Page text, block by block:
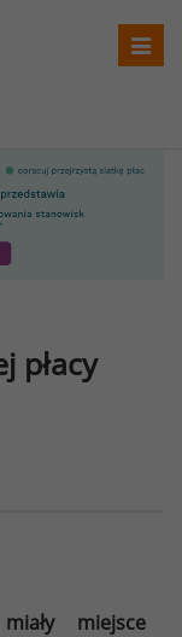
T
l
płacy
miejsce